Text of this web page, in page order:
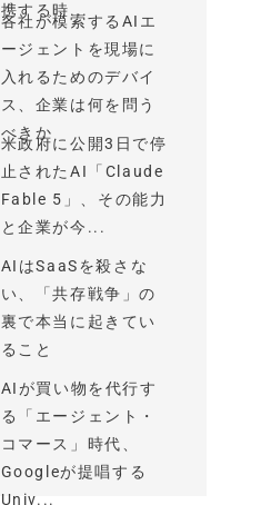
携する時...
各社が模索するAIエ
ージェントを現場に
入れるためのデバイ
ス、企業は何を問う
べきか
米政府に公開3日で停
止されたAI「Claude
Fable 5」、その能力
と企業が今...
AIはSaaSを殺さな
い、「共存戦争」の
裏で本当に起きてい
ること
AIが買い物を代行す
る「エージェント・
コマース」時代、
Googleが提唱する
Univ...